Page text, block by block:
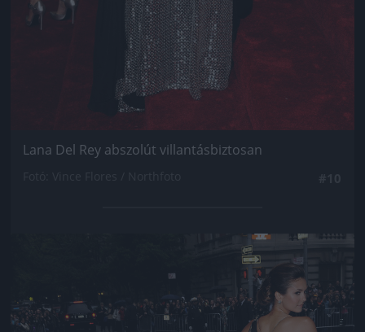
Lana Del Rey abszolút villantásbiztosan